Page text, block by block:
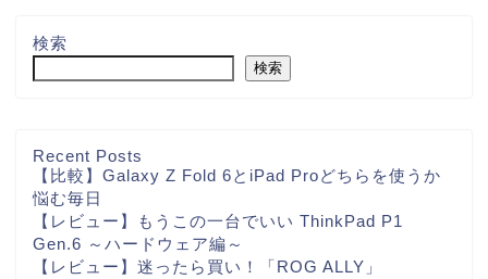
検索
検索
Recent Posts
【比較】Galaxy Z Fold 6とiPad Proどちらを使うか
悩む毎日
【レビュー】もうこの一台でいい ThinkPad P1
Gen.6 ～ハードウェア編～
【レビュー】迷ったら買い！「ROG ALLY」